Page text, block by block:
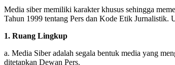
Media siber memiliki karakter khusus sehingga
Tahun 1999 tentang Pers dan Kode Etik Jurnalistik.
1. Ruang Lingkup
a. Media Siber adalah segala bentuk media yang
ditetapkan Dewan Pers.